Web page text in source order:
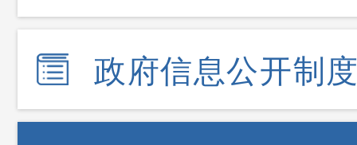
政府信息公开制